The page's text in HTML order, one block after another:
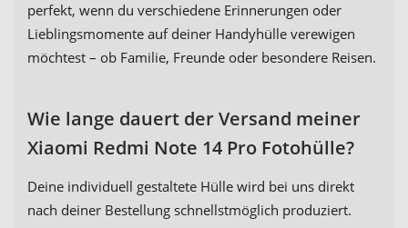
perfekt, wenn du verschiedene Erinnerungen oder
Lieblingsmomente auf deiner Handyhülle verewigen
möchtest – ob Familie, Freunde oder besondere Reisen.
Wie lange dauert der Versand meiner
Xiaomi Redmi Note 14 Pro Fotohülle?
Deine individuell gestaltete Hülle wird bei uns direkt
nach deiner Bestellung schnellstmöglich produziert.